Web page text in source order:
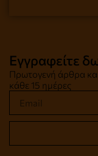
Εγγραφείτε
Πρωτογενή άρθρα
κάθε 15 ημέρες